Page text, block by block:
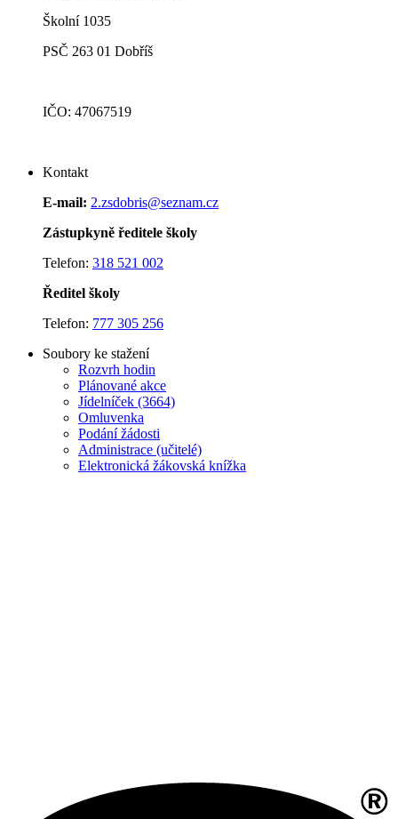
Školní 1035
PSČ 263 01 Dobříš
IČO: 47067519
Kontakt
E-mail: 2.zsdobris@seznam.cz
Zástupkyně ředitele školy
Telefon: 318 521 002
Ředitel školy
Telefon: 777 305 256
Soubory ke stažení
Rozvrh hodin
Plánované akce
Jídelníček (3664)
Omluvenka
Podání žádosti
Administrace (učitelé)
Elektronická žákovská knížka